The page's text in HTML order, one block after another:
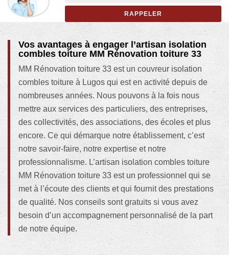
Vos avantages à engager l’artisan isolation
combles toiture MM Rénovation toiture 33
MM Rénovation toiture 33 est un couvreur isolation
combles toiture à Lugos qui est en activité depuis de
nombreuses années. Nous pouvons à la fois nous
mettre aux services des particuliers, des entreprises,
des collectivités, des associations, des écoles et plus
encore. Ce qui démarque notre établissement, c’est
notre savoir-faire, notre expertise et notre
professionnalisme. L’artisan isolation combles toiture
MM Rénovation toiture 33 est un professionnel qui se
met à l’écoute des clients et qui fournit des prestations
de qualité. Nos conseils sont gratuits si vous avez
besoin d’un accompagnement personnalisé de la part
de notre équipe.